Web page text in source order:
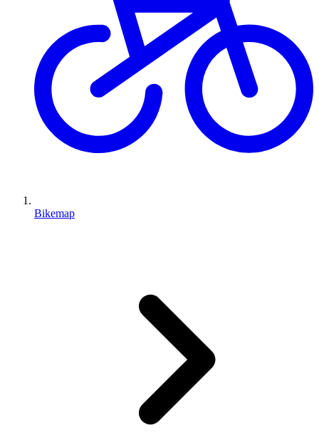
Bikemap